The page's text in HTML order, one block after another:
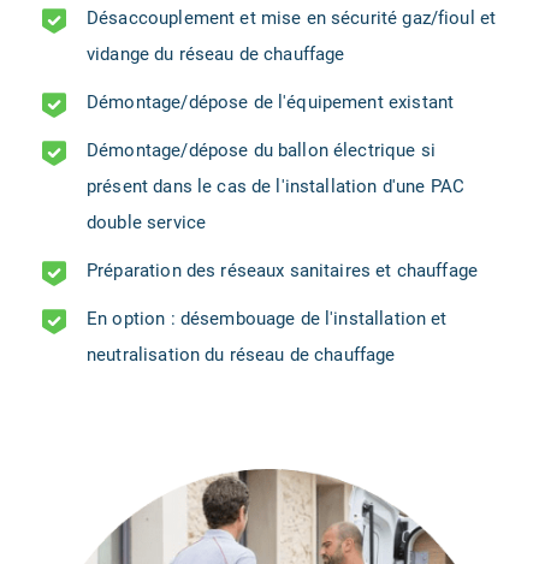
Désaccouplement et mise en sécurité gaz/fioul et
vidange du réseau de chauffage
Démontage/dépose de l'équipement existant
Démontage/dépose du ballon électrique si
présent dans le cas de l'installation d'une PAC
double service
Préparation des réseaux sanitaires et chauffage
En option : désembouage de l'installation et
neutralisation du réseau de chauffage